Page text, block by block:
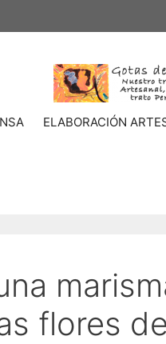
ELABORACIÓN
flores